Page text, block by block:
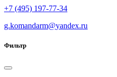
+7 (495) 197-77-34
g.komandarm@yandex.ru
Фильтр